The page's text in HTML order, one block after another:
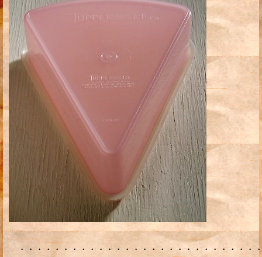
・・・・・・・・・・・・・・・・・・・・・・